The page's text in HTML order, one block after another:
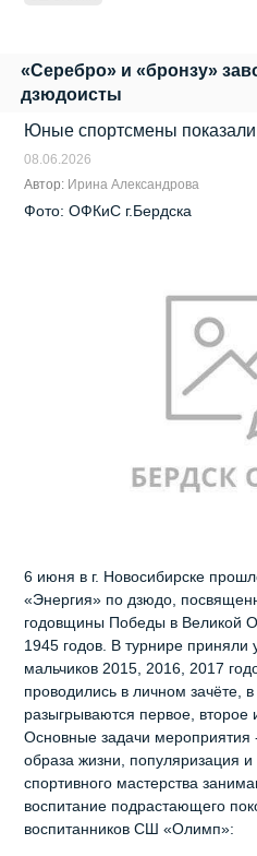
«Серебро» и «бронзу»
дзюдоисты
Юные спортсмены показали
08.06.2026
Автор: Ирина Александрова
Фото: ОФКиС г.Бердска
6 июня в г. Новосибирске
«Энергия» по дзюдо,
годовщины Победы в Великой
1945 годов. В турнире приняли
мальчиков 2015, 2016, 2017
проводились в личном зачёте,
разыгрываются первое, второе
Основные задачи мероприятия
образа жизни, популяризация
спортивного мастерства
воспитание подрастающего
воспитанников СШ «Олимп»: